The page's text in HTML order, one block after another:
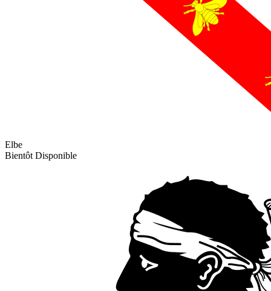
Elbe
Bientôt Disponible